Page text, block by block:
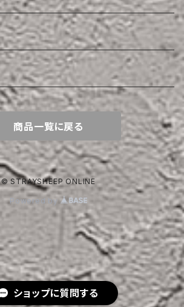
ショップに質問する
商品一覧に戻る
© STRAYSHEEP ONLINE
Powered by